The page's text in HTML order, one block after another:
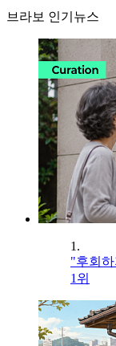
브라보 인기뉴스
1.
"후회
1위